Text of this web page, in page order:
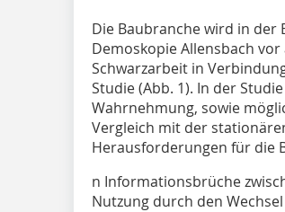
Die Baubranche wird in der
Demoskopie Allensbach
Schwarzarbeit in
Studie (Abb. 1). In der
Wahrnehmung, sowie
Vergleich mit der
Herausforderungen für die
n Informationsbrüche
Nutzung durch den